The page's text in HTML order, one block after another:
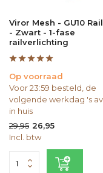
Viror Mesh - GU10
- Zwart - 1-fase
railverlichting
Op voorraad
Voor 23:59 besteld, de
volgende werkdag 's
in huis
29,95 26,95
Incl. btw